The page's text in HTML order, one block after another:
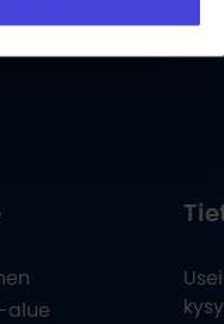
alue